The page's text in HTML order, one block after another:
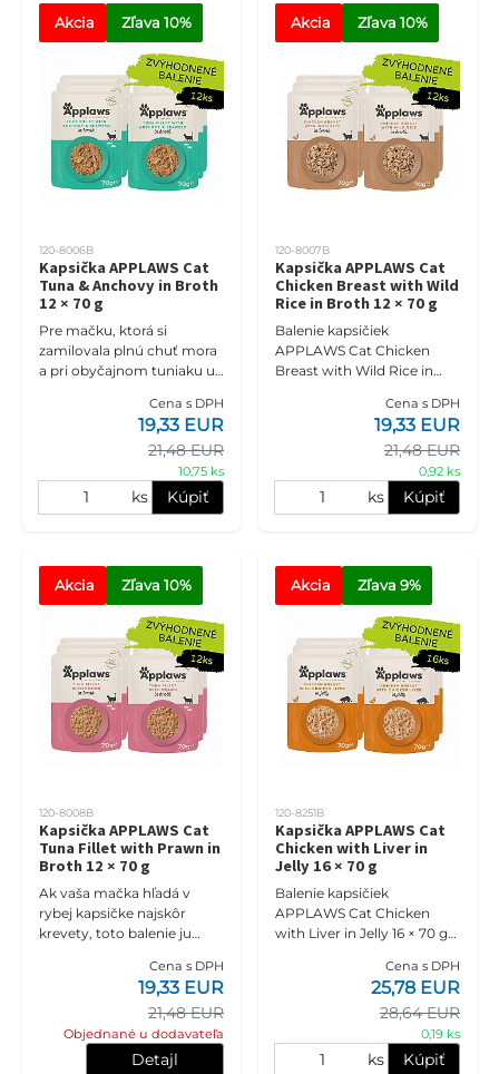
Akcia Zľava 10%
120-8006B
Kapsička APPLAWS Cat
Tuna & Anchovy in Broth
12 × 70 g
Pre mačku, ktorá si
zamilovala plnú chuť mora
a pri obyčajnom tuniaku už
Výhodné balenie APPLAWS
Tuna Fillet with Anchovy &
Cena s DPH
21,48 EUR
19,33 EUR
10,75 ks
ks Kúpiť
Akcia Zľava 10%
120-8007B
Kapsička APPLAWS Cat
Chicken Breast with Wild
Rice in Broth 12 × 70 g
Balenie kapsičiek
APPLAWS Cat Chicken
Breast with Wild Rice in
doplnkové mokré krmivo
pre dospelé mačky s 75 %
kuracích pŕs, 4 % di
Cena s DPH
21,48 EUR
19,33 EUR
0,92 ks
ks Kúpiť
Akcia Zľava 10%
120-8008B
Kapsička APPLAWS Cat
Tuna Fillet with Prawn in
Broth 12 × 70 g
Ak vaša mačka hľadá v
rybej kapsičke najskôr
krevety, toto balenie ju
Fillet with Prawn in Broth
12 × 70 g prináša dvanásť
Cena s DPH
21,48 EUR
19,33 EUR
Objednané u dodavateľa
Detajl
Akcia Zľava 9%
120-8251B
Kapsička APPLAWS Cat
Chicken with Liver in
Jelly 16 × 70 g
Balenie kapsičiek
APPLAWS Cat Chicken
with Liver in Jelly 16 × 70 g
pre dospelé mačky s 55 %
kuracích pŕs, 7 % kuracej
Cena s DPH
28,64 EUR
25,78 EUR
0,19 ks
ks Kúpiť